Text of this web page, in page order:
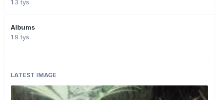
1.3 tys.
Albums
1.9 tys.
LATEST IMAGE